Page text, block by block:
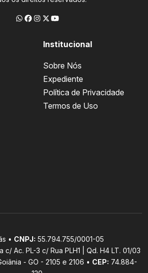
Institucional
Sobre Nós
Expediente
Política de Privacidade
Termos de Uso
• CNPJ: 55.794.755/0001-05
c/ Ac. PL-3 c/ Rua PLH1 | Qd. H4 LT. 01/03
- GO - 2105 e 2106 • CEP: 74.884-